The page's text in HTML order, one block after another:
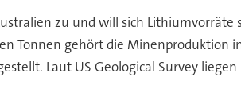
zu und will sich
Tonnen gehört die Minenproduktion
Laut US Geological Survey